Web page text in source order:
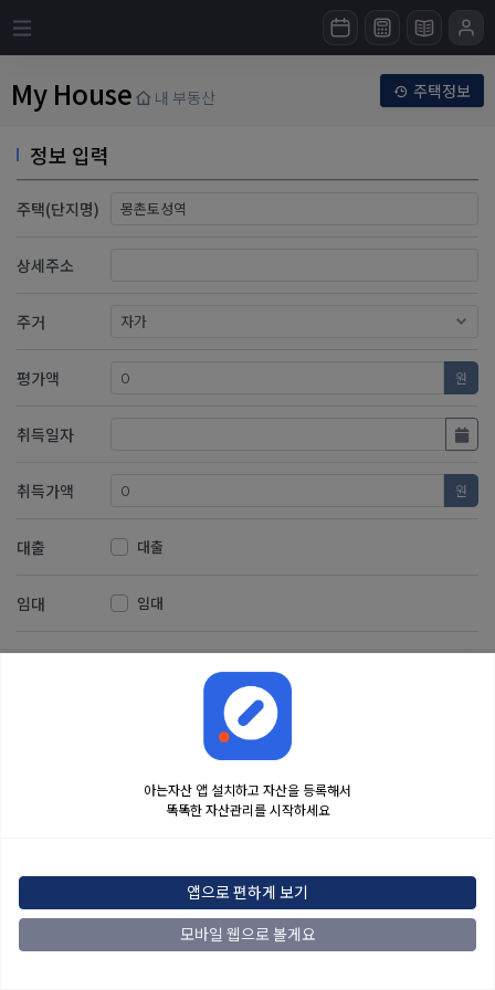
My House 내 부동산 주택정보
정보 입력
주택(단지명)
상세주소
주거
평가액 원
취득일자
취득가액 원
대출 대출
임대 임대
저장 취소
아는자산 앱 설치하고 자산을 등록해서
똑똑한 자산관리를 시작하세요
앱으로 편하게 보기
모바일 웹으로 볼게요
결정 및 책임은 전적으로 이용자에게 있습니다.